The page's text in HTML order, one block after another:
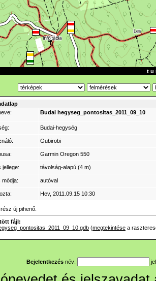
t u
Budai hegyseg_pontositas_2011_09_10
Budai-hegység
Gubirobi
Garmin Oregon 550
jellege: távolság-alapú (4 m)
módja: autóval
Hev, 2011.09.15 10:30
új pihenő.
fájl:
(megtekintése a
Bejelentkezés név: